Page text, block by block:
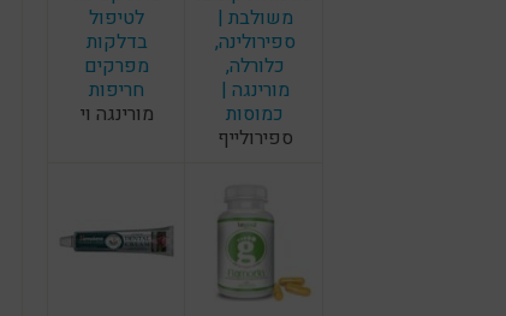
משולבת |
ספירולינה,
כלורלה,
מורינגה |
כמוסות
ספירולייף
לטיפול
בדלקות
מפרקים
חריפות
מורינגה וי